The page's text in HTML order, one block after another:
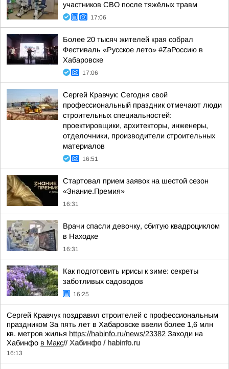
участников СВО после тяжёлых травм
17:06
Более 20 тысяч жителей края собрал
Фестиваль «Русское лето» #ZaРоссию в
Хабаровске
17:06
Сергей Кравчук: Сегодня свой
профессиональный праздник отмечают люди
строительных специальностей:
проектировщики, архитекторы, инженеры,
отделочники, производители строительных
материалов
16:51
Стартовал прием заявок на шестой сезон
«Знание.Премия»
16:31
Врачи спасли девочку, сбитую квадроциклом
в Находке
16:31
Как подготовить ирисы к зиме: секреты
заботливых садоводов
16:25
Сергей Кравчук поздравил строителей с профессиональным
праздником За пять лет в Хабаровске ввели более 1,6 млн
кв. метров жилья https://habinfo.ru/news/23382 Заходи на
Хабинфо в Макс// Хабинфо / habinfo.ru
16:13